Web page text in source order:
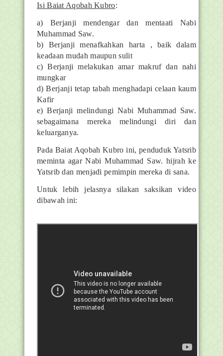
Isi Baiat Aqobah Kubro:
a) Berjanji mendengar dan mentaati Nabi
Muhammad Saw.
b) Berjanji menafkahkan harta , baik dalam
keadaan mudah maupun sulit
c) Berjanji melakukan amar makruf dan nahi
mungkar
d) Berjanji tetap tabah menghadapi celaan kaum
Kafir
e) Berjanji melindungi Nabi Muhammad Saw.
sebagaimana mereka melindungi diri dan
keluarganya.
Pada Baiat Aqobah Kubro ini, penduduk Yatsrib
meminta agar Nabi Muhammad Saw. hijrah ke
Yatsrib dan menjadi pemimpin mereka di sana.
Untuk lebih jelasnya silakan saksikan video
dibawah ini: